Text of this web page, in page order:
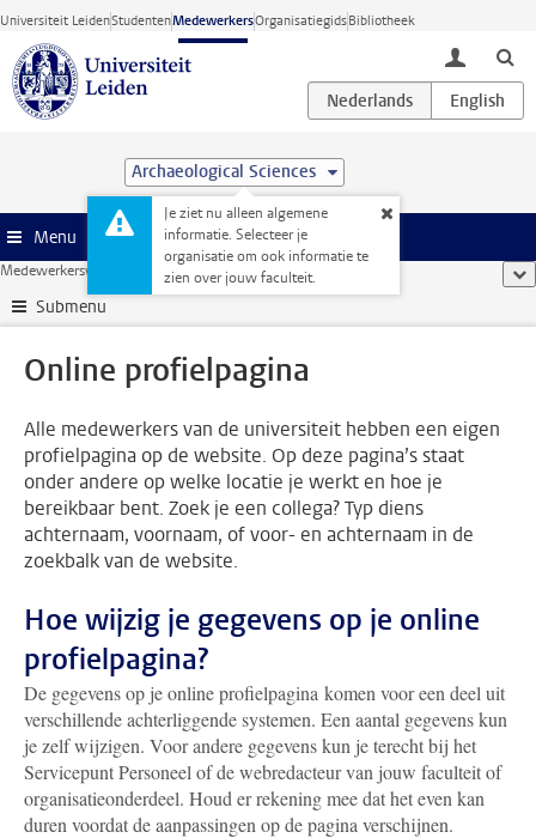
Ga direct naar de inhoud
Universiteit LeidenStudentenMedewerkersOrganisatiegidsBibliotheek
toggle
Archaeological Sciences
Je ziet nu alleen algemene
informatie. Selecteer je
organisatie om ook informatie te
zien over jouw faculteit.
Menu
Medewerkerswebsite Online profielpagina
Submenu
Online profielpagina
Alle medewerkers van de universiteit hebben een eigen
profielpagina op de website. Op deze pagina’s staat
onder andere op welke locatie je werkt en hoe je
bereikbaar bent. Zoek je een collega? Typ diens
achternaam, voornaam, of voor- en achternaam in de
zoekbalk van de website.
Hoe wijzig je gegevens op je online
profielpagina?
De gegevens op je online profielpagina komen voor een deel uit
verschillende achterliggende systemen. Een aantal gegevens kun
je zelf wijzigen. Voor andere gegevens kun je terecht bij het
Servicepunt Personeel of de webredacteur van jouw faculteit of
organisatieonderdeel. Houd er rekening mee dat het even kan
duren voordat de aanpassingen op de pagina verschijnen.